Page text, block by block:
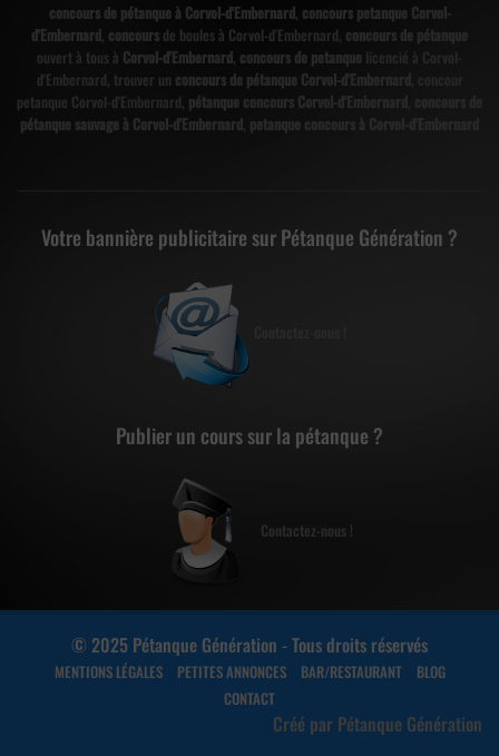
concours de pétanque à Corvol-d'Embernard, concours petanque Corvol-
d'Embernard, concours de boules à Corvol-d'Embernard, concours de pétanque
ouvert à tous à Corvol-d'Embernard, concours de petanque licencié à Corvol-
d'Embernard, trouver un concours de pétanque Corvol-d'Embernard
petanque Corvol-d'Embernard, pétanque concours Corvol-d'Embernard
pétanque sauvage à Corvol-d'Embernard, petanque concours à Corvol-d'Embernard
Votre bannière publicitaire sur Pétanque Génération ?
Publier un cours sur la pétanque ?
Contactez-nous !
© 2025 Pétanque Génération - Tous droits réservés
MENTIONS LÉGALES PETITES ANNONCES BAR/RESTAURANT
BLOG
CONTACT
Créé par Pétanque Génération